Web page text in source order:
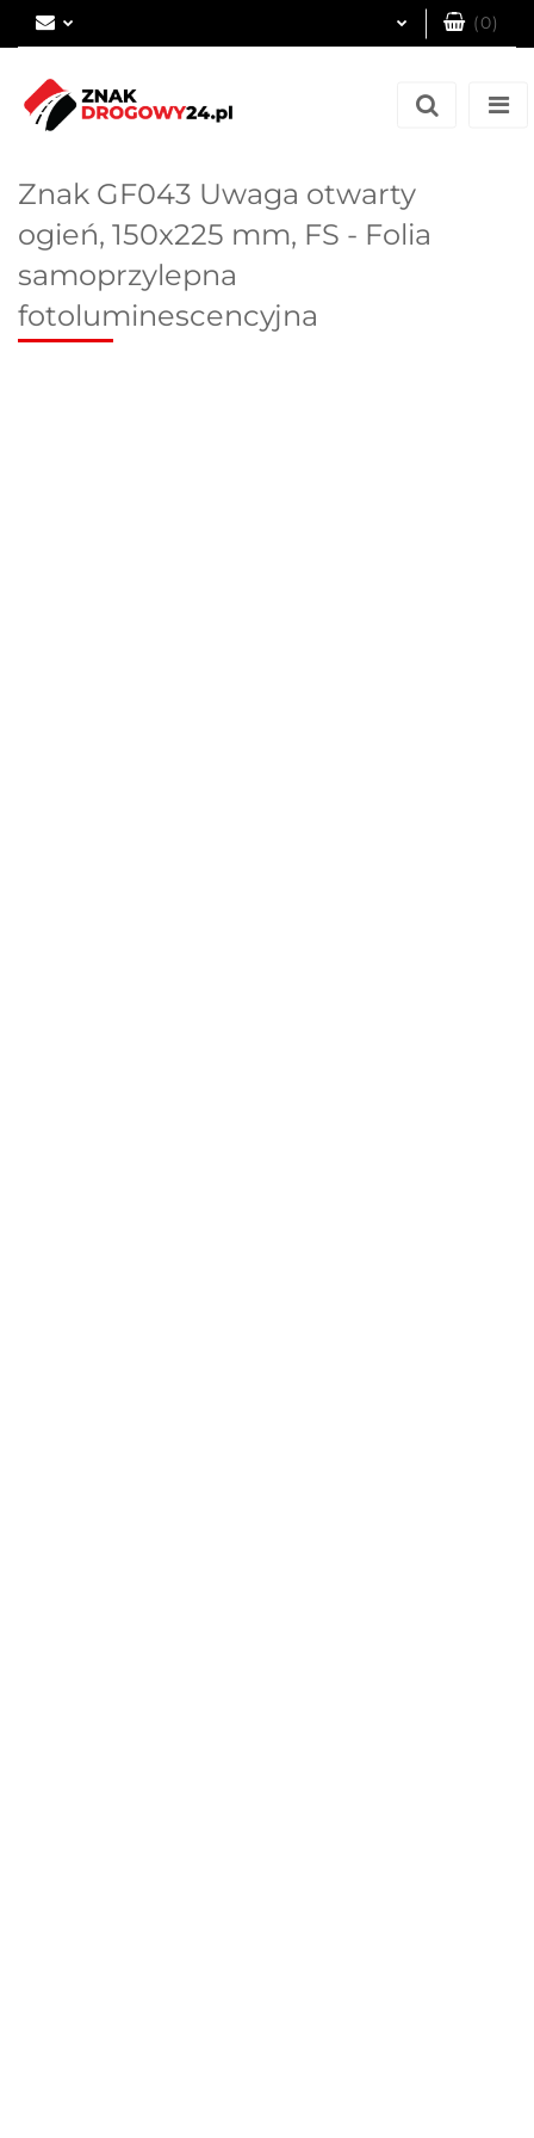
(0)
Znak GF043 Uwaga otwarty
ogień, 150x225 mm, FS - Folia
samoprzylepna
fotoluminescencyjna